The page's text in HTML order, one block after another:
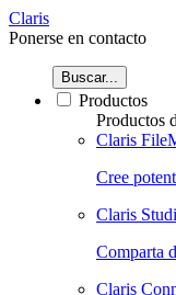
Claris
Ponerse en contacto
Buscar...
Productos
Productos
Claris
Cree
Claris
Comparta
Claris